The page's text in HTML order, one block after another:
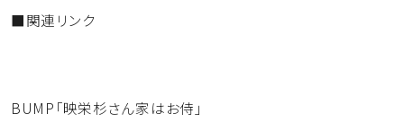
■関連リンク
BUMP「映栄杉さん家はお侍」